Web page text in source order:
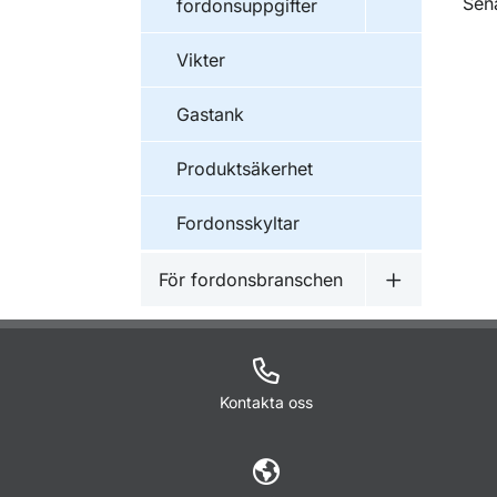
fordonsuppgifter
Vikter
Gastank
Produktsäkerhet
Fordonsskyltar
För fordonsbranschen
Undermeny
Kontakta oss